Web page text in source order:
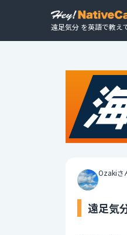
遠足気分 を英語で教え
Ozakiさ
遠足気